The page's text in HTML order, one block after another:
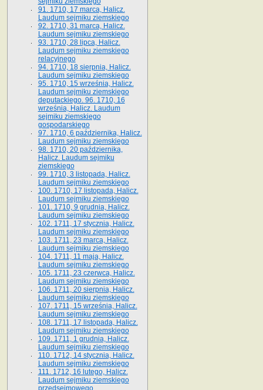
91. 1710, 17 marca, Halicz.
Laudum sejmiku ziemskiego
92. 1710, 31 marca, Halicz.
Laudum sejmiku ziemskiego
93. 1710, 28 lipca, Halicz.
Laudum sejmiku ziemskiego
relacyjnego
94. 1710, 18 sierpnia, Halicz.
Laudum sejmiku ziemskiego
95. 1710, 15 września, Halicz.
Laudum sejmiku ziemskiego
deputackiego. 96. 1710, 16
września, Halicz. Laudum
sejmiku ziemskiego
gospodarskiego
97. 1710, 6 października, Halicz.
Laudum sejmiku ziemskiego
98. 1710, 20 października,
Halicz. Laudum sejmiku
ziemskiego
99. 1710, 3 listopada, Halicz.
Laudum sejmiku ziemskiego
100. 1710, 17 listopada, Halicz.
Laudum sejmiku ziemskiego
101. 1710, 9 grudnia, Halicz.
Laudum sejmiku ziemskiego
102. 1711, 17 stycznia, Halicz.
Laudum sejmiku ziemskiego
103. 1711, 23 marca, Halicz.
Laudum sejmiku ziemskiego
104. 1711, 11 maja, Halicz.
Laudum sejmiku ziemskiego
105. 1711, 23 czerwca, Halicz.
Laudum sejmiku ziemskiego
106. 1711, 20 sierpnia, Halicz.
Laudum sejmiku ziemskiego
107. 1711, 15 września, Halicz.
Laudum sejmiku ziemskiego
108. 1711, 17 listopada, Halicz.
Laudum sejmiku ziemskiego
109. 1711, 1 grudnia, Halicz.
Laudum sejmiku ziemskiego
110. 1712, 14 stycznia, Halicz.
Laudum sejmiku ziemskiego
111. 1712, 16 lutego, Halicz.
Laudum sejmiku ziemskiego
przedsejmowego